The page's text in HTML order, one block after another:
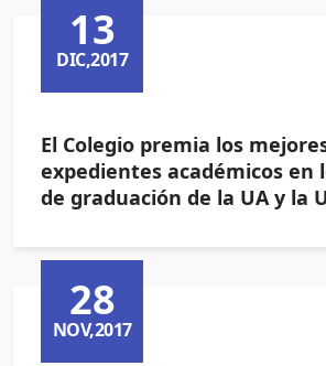
13
DIC,2017
El Colegio premia los
expedientes académicos en
de graduación de la UA y la
28
NOV,2017